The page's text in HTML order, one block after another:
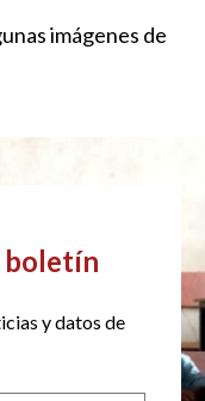
imágenes de
boletín
y datos de